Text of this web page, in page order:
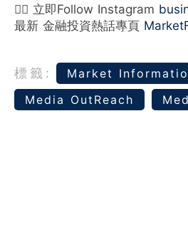
👉🏻 立即Follow Instagram
最新 金融投資熱話專頁
標籤:
Market
Media OutReach